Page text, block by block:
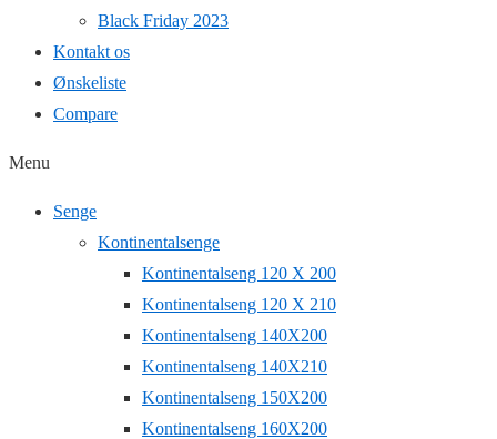
Black Friday 2023
Kontakt os
Ønskeliste
Compare
Menu
Senge
Kontinentalsenge
Kontinentalseng 120 X 200
Kontinentalseng 120 X 210
Kontinentalseng 140X200
Kontinentalseng 140X210
Kontinentalseng 150X200
Kontinentalseng 160X200